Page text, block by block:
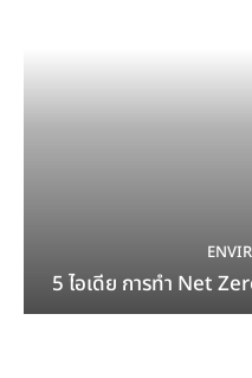
5 ไอเดีย การทำ Net